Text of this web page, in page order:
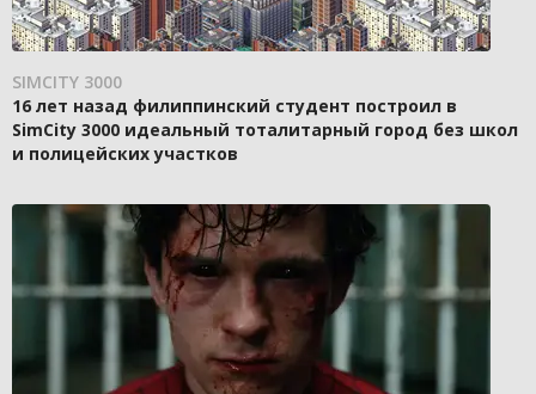
SIMCITY 3000
16 лет назад филиппинский студент построил в
SimCity 3000 идеальный тоталитарный город без школ
и полицейских участков